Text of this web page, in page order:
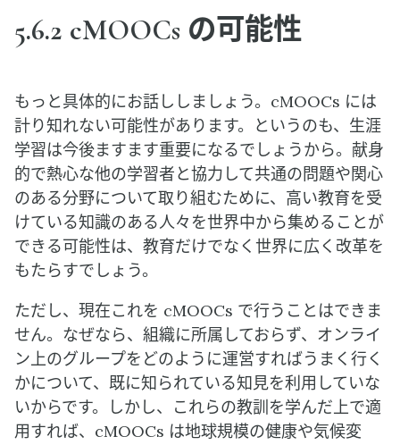
5.6.2 cMOOCs の可能性
もっと具体的にお話ししましょう。cMOOCs には
計り知れない可能性があります。というのも、生涯
学習は今後ますます重要になるでしょうから。献身
的で熱心な他の学習者と協力して共通の問題や関心
のある分野について取り組むために、高い教育を受
けている知識のある人々を世界中から集めることが
できる可能性は、教育だけでなく世界に広く改革を
もたらすでしょう。
ただし、現在これを cMOOCs で行うことはできま
せん。なぜなら、組織に所属しておらず、オンライ
ン上のグループをどのように運営すればうまく行く
かについて、既に知られている知見を利用していな
いからです。しかし、これらの教訓を学んだ上で適
用すれば、cMOOCs は地球規模の健康や気候変